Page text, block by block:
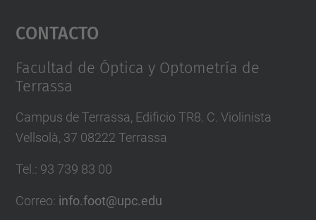
powered by
Contacto
Facultad de Óptica y Optometría de
Terrassa
Campus de Terrassa, Edificio TR8. C. Violinista
Vellsolà, 37 08222 Terrassa
Tel. : 93 739 83 00
Correo: info.foot@upc.edu